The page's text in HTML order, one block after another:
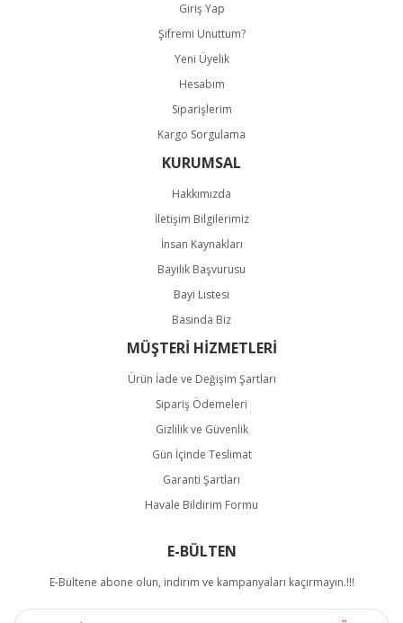
Gönder
Giriş Yap
Şifremi Unuttum?
Yeni Üyelik
Hesabım
Siparişlerim
Kargo Sorgulama
KURUMSAL
Hakkımızda
İletişim Bilgilerimiz
İnsan Kaynakları
Bayilik Başvurusu
Bayi Listesi
Basında Biz
MÜŞTERİ HİZMETLERİ
Ürün İade ve Değişim Şartları
Sipariş Ödemeleri
Gizlilik ve Güvenlik
Gün İçinde Teslimat
Garanti Şartları
Havale Bildirim Formu
E-BÜLTEN
E-Bültene abone olun, indirim ve kampanyaları kaçırmayın.!!!